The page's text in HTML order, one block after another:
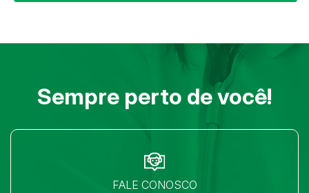
Sempre perto de você!
FALE CONOSCO